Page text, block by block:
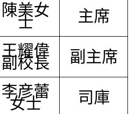
陳美女
士 主席
王耀偉
副校長 副主席
李彦蕾
女士 司庫